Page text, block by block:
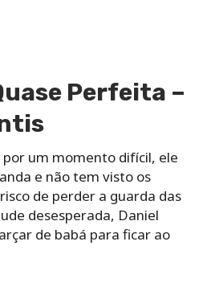
Perfeita –
por um momento difícil, ele
e não tem visto os
de perder a guarda das
desesperada, Daniel
de babá para ficar ao